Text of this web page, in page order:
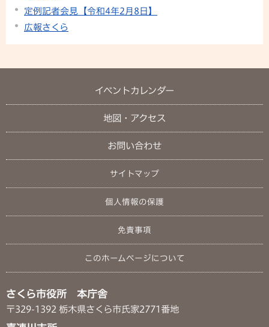
定例記者会見【令和4年2月8日】
広報さくら
イベントカレンダー
地図・アクセス
お問い合わせ
サイトマップ
個人情報の保護
免責事項
このホームページについて
さくら市役所 本庁舎
〒329-1392 栃木県さくら市氏家2771番地